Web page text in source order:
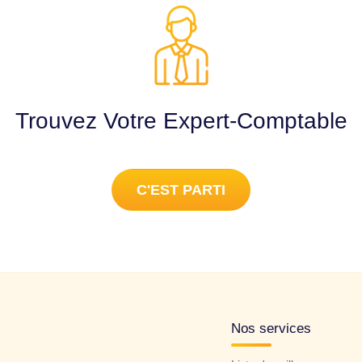
Trouvez Votre Expert-Comptable
C'EST PARTI
Nos services